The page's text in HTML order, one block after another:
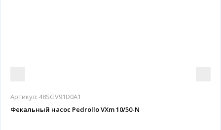
Артикул: 48SGV91D0A1
Фекальный насос Pedrollo VXm 10/50-N